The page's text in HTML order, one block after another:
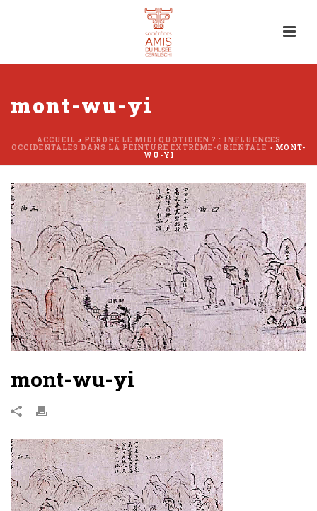
mont-wu-yi
ACCUEIL » PERDRE LE MIDI QUOTIDIEN ? : INFLUENCES
OCCIDENTALES DANS LA PEINTURE EXTRÊME-ORIENTALE » MONT-
WU-YI
mont-wu-yi